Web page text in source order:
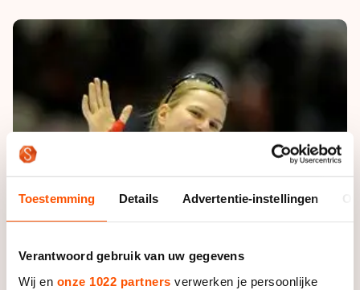
Toestemming Details Advertentie-instellingen
Verantwoord gebruik van uw gegevens
Wij en onze 1022 partners verwerken je persoonlijke
Deze zomer de weg op
Waar kan ik schaatsen en skaten?
Alles voor jou als schaatsfan
Livestreams
Winacties
Olympische Spelen
Olympische Spelen
Medaille overzicht
Medaillespiegel
Olympische uitslagen
Van Jong tot Goud verhalen